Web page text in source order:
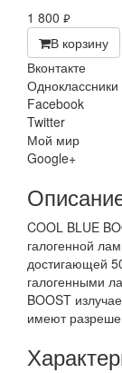
1 800 руб.
В корзину
Вконтакте
Одноклассники
Facebook
Twitter
Мой мир
Google+
COOL BLUE
галогенной
достигающей
галогенными
BOOST
имеют